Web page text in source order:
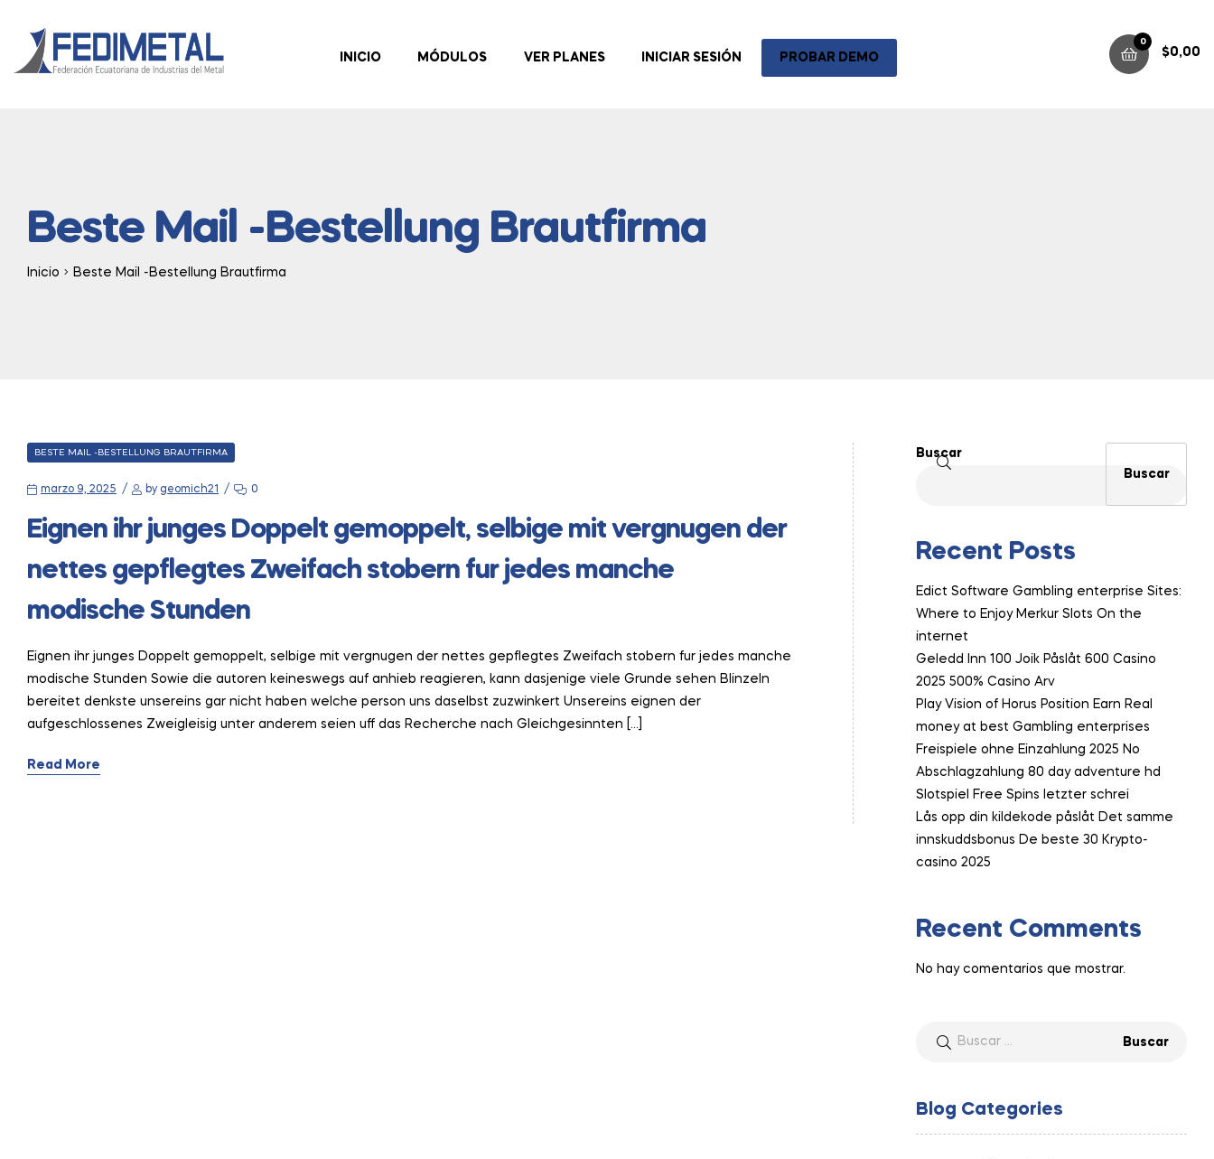
INICIO MÓDULOS VER PLANES INICIAR SESIÓN PROBAR DEMO
0
$0,00
Beste Mail -Bestellung Brautfirma
Inicio Beste Mail -Bestellung Brautfirma
CATEGORIES
BESTE MAIL -BESTELLUNG BRAUTFIRMA
marzo 9, 2025 by geomich21 0
Eignen ihr junges Doppelt gemoppelt, selbige mit vergnugen der
nettes gepflegtes Zweifach stobern fur jedes manche
modische Stunden
Eignen ihr junges Doppelt gemoppelt, selbige mit vergnugen der nettes gepflegtes Zweifach stobern fur jedes manche
modische Stunden Sowie die autoren keineswegs auf anhieb reagieren, kann dasjenige viele Grunde sehen Blinzeln
bereitet denkste unsereins gar nicht haben welche person uns daselbst zuzwinkert Unsereins eignen der
aufgeschlossenes Zweigleisig unter anderem seien uff das Recherche nach Gleichgesinnten […]
Read More
Buscar
Buscar
Recent Posts
Edict Software Gambling enterprise Sites:
Where to Enjoy Merkur Slots On the
internet
Geledd Inn 100 Joik Påslåt 600 Casino
2025 500% Casino Arv
Play Vision of Horus Position Earn Real
money at best Gambling enterprises
Freispiele ohne Einzahlung 2025 No
Abschlagzahlung 80 day adventure hd
Slotspiel Free Spins letzter schrei
Lås opp din kildekode påslåt Det samme
innskuddsbonus De beste 30 Krypto-
casino 2025
Recent Comments
No hay comentarios que mostrar.
Blog Categories